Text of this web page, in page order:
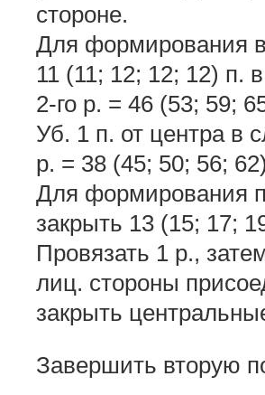
стороне.
Для формирования
11 (11; 12; 12; 12) п.
2-го р. = 46 (53; 59;
Уб. 1 п. от центра в
р. = 38 (45; 50; 56;
Для формирования
закрыть 13 (15; 17;
Провязать 1 р.,
лиц. стороны
закрыть
Завершить вторую